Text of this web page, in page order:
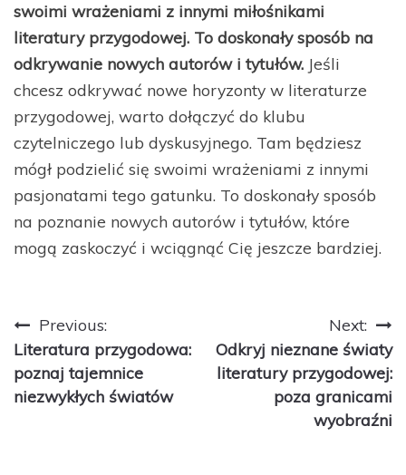
swoimi wrażeniami z innymi miłośnikami
literatury przygodowej. To doskonały sposób na
odkrywanie nowych autorów i tytułów. Jeśli
chcesz odkrywać nowe horyzonty w literaturze
przygodowej, warto dołączyć do klubu
czytelniczego lub dyskusyjnego. Tam będziesz
mógł podzielić się swoimi wrażeniami z innymi
pasjonatami tego gatunku. To doskonały sposób
na poznanie nowych autorów i tytułów, które
mogą zaskoczyć i wciągnąć Cię jeszcze bardziej.
Nawigacja
wpisu
Previous:
Literatura przygodowa:
poznaj tajemnice
niezwykłych światów
Next:
Odkryj nieznane światy
literatury przygodowej:
poza granicami
wyobraźni